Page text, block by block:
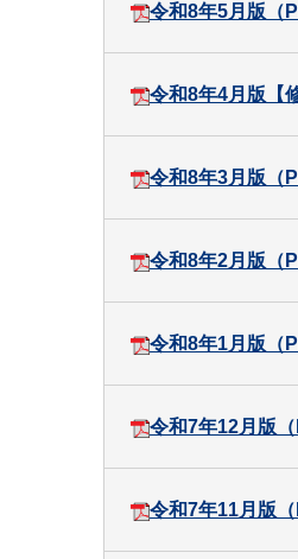
令和8年5月版（
令和8年4月版【
令和8年3月版（
令和8年2月版（
令和8年1月版（
令和7年12月版
令和7年11月版